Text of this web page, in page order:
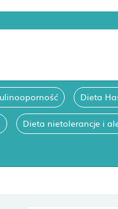
Dieta
Dieta nietolerancje i